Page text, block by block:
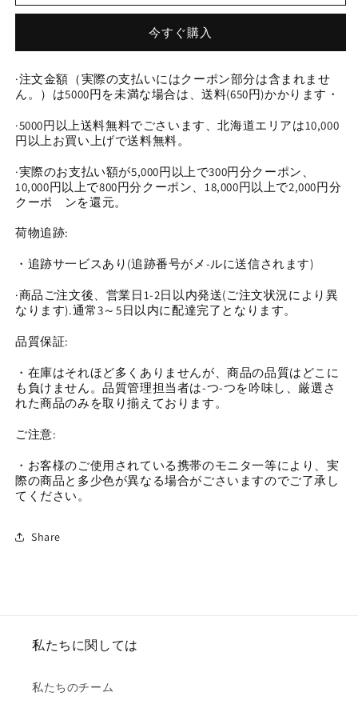
新
キ
ー
ブ
苺
（0823）
の
数
量
減
ら
新
キ
ー
ブ
苺
（0823）
の
数
量
や
今すぐ購入
·注文金額（実際の支払いにはクーポン部分は含まれませ
ん。）は5000円を未満な場合は、送料(650円)かかります・
·5000円以上送料無料でごさいます、北海道エリアは10,000
円以上お買い上げで送料無料。
·実際のお支払い額が5,000円以上で300円分クーポン、
10,000円以上で800円分クーポン、18,000円以上で2,000円分
クーポ゙ンを還元。
荷物追跡:
・追跡サ一ビスあり(追跡番号がメ-ルに送信されます)
·商品ご注文後、営業日1-2日以内発送(ご注文状況により異
なります).通常3～5日以内に配達完了となります。
品質保証:
・在庫はそれほど多くありませんが、商品の品質はどこに
も負けません。品質管理担当者は-つ-つを吟味し、厳選さ
れた商品のみを取り揃えております。
ご注意:
・お客様のご使用されている携帯のモニタ一等により、実
際の商品と多少色が異なる場合がごさいますのでご了承し
てください。
Share
私たちに関しては
私たちのチーム